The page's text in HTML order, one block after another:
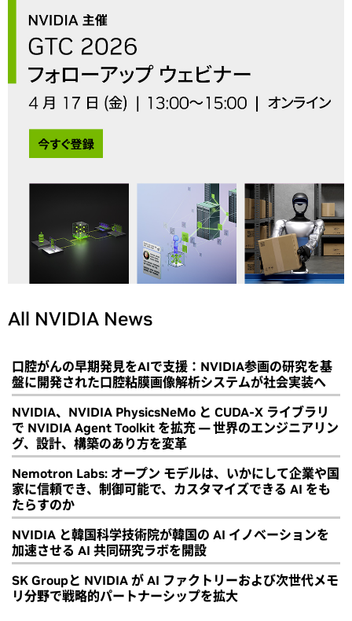
All NVIDIA News
口腔がんの早期発見をAIで支援：NVIDIA参画の研究を基
盤に開発された口腔粘膜画像解析システムが社会実装へ
NVIDIA、NVIDIA PhysicsNeMo と CUDA-X ライブラリ
で NVIDIA Agent Toolkit を拡充 ― 世界のエンジニアリン
グ、設計、構築のあり方を変革
Nemotron Labs: オープン モデルは、いかにして企業や国
家に信頼でき、制御可能で、カスタマイズできる AI をも
たらすのか
NVIDIA と韓国科学技術院が韓国の AI イノベーションを
加速させる AI 共同研究ラボを開設
SK Groupと NVIDIA が AI ファクトリーおよび次世代メモ
リ分野で戦略的パートナーシップを拡大